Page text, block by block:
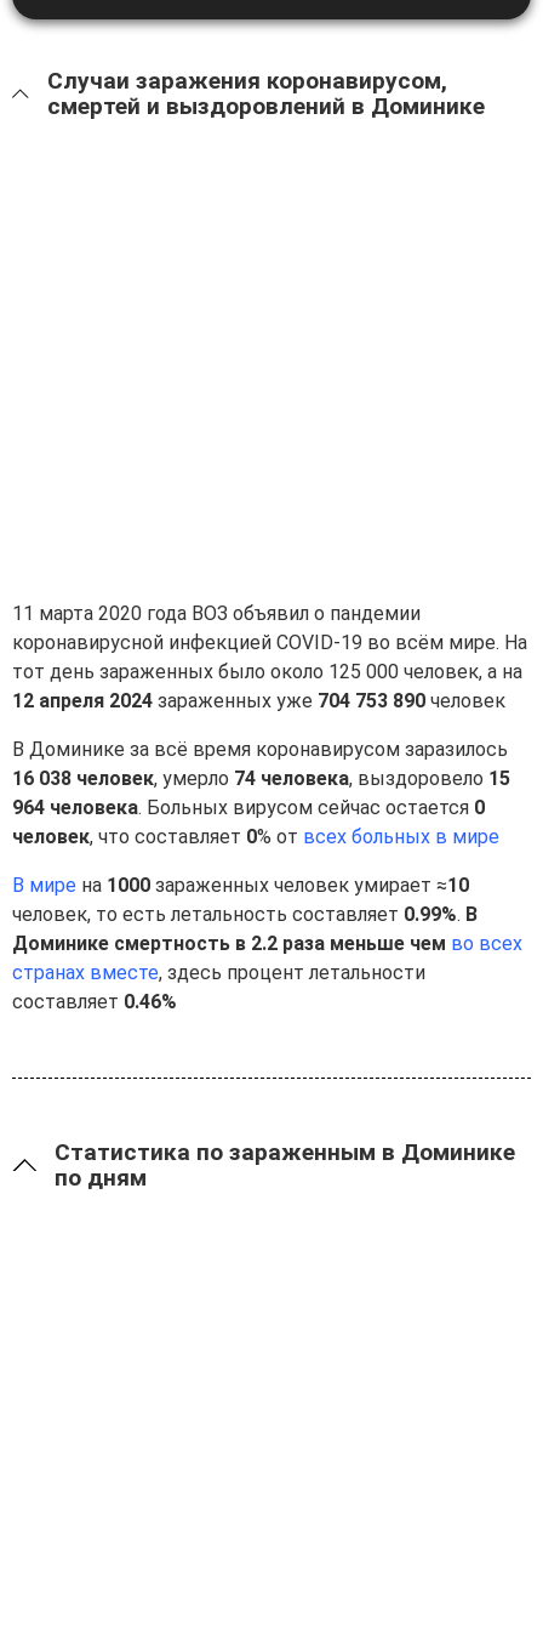
Случаи заражения коронавирусом,
смертей и выздоровлений в Доминике
11 марта 2020 года ВОЗ объявил о пандемии
коронавирусной инфекцией COVID-19 во всём мире. На
тот день зараженных было около 125 000 человек, а на
12 апреля 2024 зараженных уже 704 753 890 человек
В Доминике за всё время коронавирусом заразилось
16 038 человек, умерло 74 человека, выздоровело 15
964 человека. Больных вирусом сейчас остается 0
человек, что составляет 0% от всех больных в мире
В мире на 1000 зараженных человек умирает ≈10
человек, то есть летальность составляет 0.99%. В
Доминике смертность в 2.2 раза меньше чем во всех
странах вместе, здесь процент летальности
составляет 0.46%
Статистика по зараженным в Доминике
по дням